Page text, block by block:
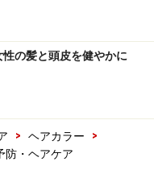
の髪と頭皮を健やかに
> ヘアカラー
>
防・ヘアケア